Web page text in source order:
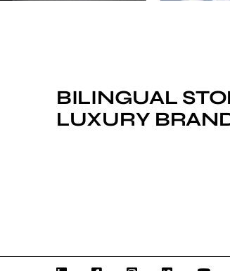
BILINGUAL
LUXURY